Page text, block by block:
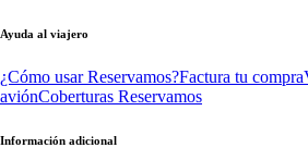
Ayuda al viajero
¿Cómo usar Reservamos?Factura tu compra
aviónCoberturas Reservamos
Información adicional